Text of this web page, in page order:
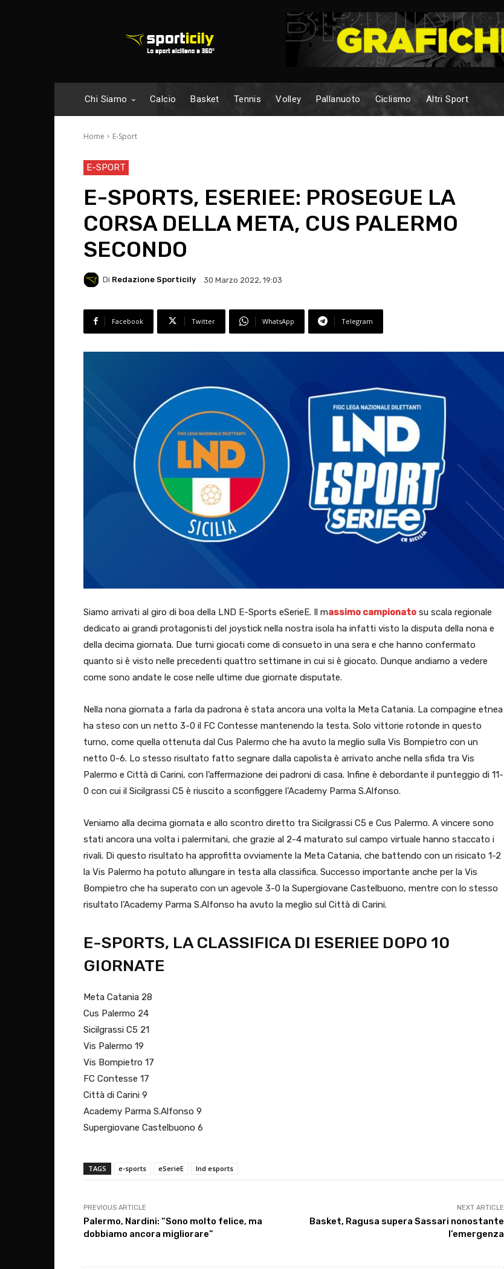
Chi Siamo Calcio Basket Tennis Volley Pallanuoto Ciclismo Altri Sport
Home E-Sport
E-SPORT
E-SPORTS, ESERIEE: PROSEGUE LA
CORSA DELLA META, CUS PALERMO
SECONDO
Di Redazione Sporticily 30 Marzo 2022, 19:03
Facebook Twitter WhatsApp Telegram
Siamo arrivati al giro di boa della LND E-Sports eSerieE. Il massimo campionato su scala regionale
dedicato ai grandi protagonisti del joystick nella nostra isola ha infatti visto la disputa della nona e
della decima giornata. Due turni giocati come di consueto in una sera e che hanno confermato
quanto si è visto nelle precedenti quattro settimane in cui si è giocato. Dunque andiamo a vedere
come sono andate le cose nelle ultime due giornate disputate.
Nella nona giornata a farla da padrona è stata ancora una volta la Meta Catania. La compagine etnea
ha steso con un netto 3-0 il FC Contesse mantenendo la testa. Solo vittorie rotonde in questo
turno, come quella ottenuta dal Cus Palermo che ha avuto la meglio sulla Vis Bompietro con un
netto 0-6. Lo stesso risultato fatto segnare dalla capolista è arrivato anche nella sfida tra Vis
Palermo e Città di Carini, con l’affermazione dei padroni di casa. Infine è debordante il punteggio di 11-
0 con cui il Sicilgrassi C5 è riuscito a sconfiggere l’Academy Parma S.Alfonso.
Veniamo alla decima giornata e allo scontro diretto tra Sicilgrassi C5 e Cus Palermo. A vincere sono
stati ancora una volta i palermitani, che grazie al 2-4 maturato sul campo virtuale hanno staccato i
rivali. Di questo risultato ha approfitta ovviamente la Meta Catania, che battendo con un risicato 1-2
la Vis Palermo ha potuto allungare in testa alla classifica. Successo importante anche per la Vis
Bompietro che ha superato con un agevole 3-0 la Supergiovane Castelbuono, mentre con lo stesso
risultato l’Academy Parma S.Alfonso ha avuto la meglio sul Città di Carini.
E-SPORTS, LA CLASSIFICA DI ESERIEE DOPO 10
GIORNATE
Meta Catania 28
Cus Palermo 24
Sicilgrassi C5 21
Vis Palermo 19
Vis Bompietro 17
FC Contesse 17
Città di Carini 9
Academy Parma S.Alfonso 9
Supergiovane Castelbuono 6
TAGS e-sports eSerieE lnd esports
PREVIOUS ARTICLE
Palermo, Nardini: “Sono molto felice, ma
dobbiamo ancora migliorare”
NEXT ARTICLE
Basket, Ragusa supera Sassari nonostante
l’emergenza